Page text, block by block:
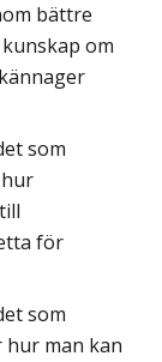
bättre
om
som
för
som
man kan